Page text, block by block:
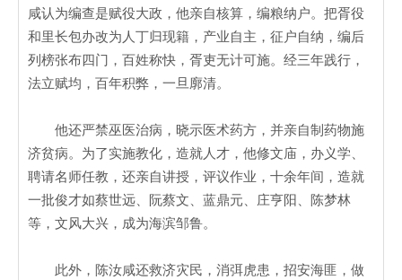
咸认为编查是赋役大政，他亲自核算，编粮纳户。把胥役
和里长包办改为人丁归现籍，产业自主，征户自纳，编后
列榜张布四门，百姓称快，胥吏无计可施。经三年践行，
法立赋均，百年积弊，一旦廓清。
他还严禁巫医治病，晓示医术药方，并亲自制药物施
济贫病。为了实施教化，造就人才，他修文庙，办义学、
聘请名师任教，还亲自讲授，评议作业，十余年间，造就
一批俊才如蔡世远、阮蔡文、蓝鼎元、庄亨阳、陈梦林
等，文风大兴，成为海滨邹鲁。
此外，陈汝咸还救济灾民，消弭虎患，招安海匪，做